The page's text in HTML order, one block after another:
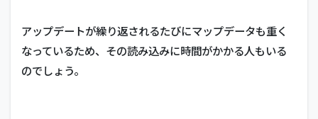
アップデートが繰り返されるたびにマップデータも重く
なっているため、その読み込みに時間がかかる人もいる
のでしょう。